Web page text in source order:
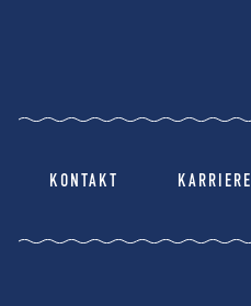
KONTAKT KARRIERE